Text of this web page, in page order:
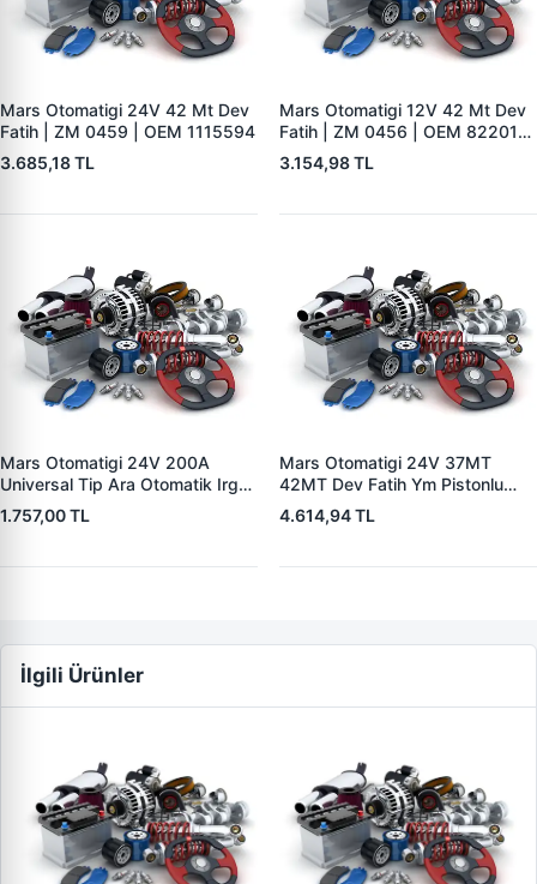
Mars Otomatigi 24V 42 Mt Dev
Fatih | ZM 0459 | OEM 1115594
3.685,18 TL
Mars Otomatigi 12V 42 Mt Dev
Fatih | ZM 0456 | OEM 82201-
5004 V1117553
2132X10456393
3.154,98 TL
Mars Otomatigi 24V 200A
Universal Tip Ara Otomatik Irgat
| ZM 0404
1.757,00 TL
Mars Otomatigi 24V 37MT
42MT Dev Fatih Ym Pistonlu
Bmc Profesyonel Catterpiller Is
Makinasi | ZM 0361 | OEM
4.614,94 TL
İlgili Ürünler